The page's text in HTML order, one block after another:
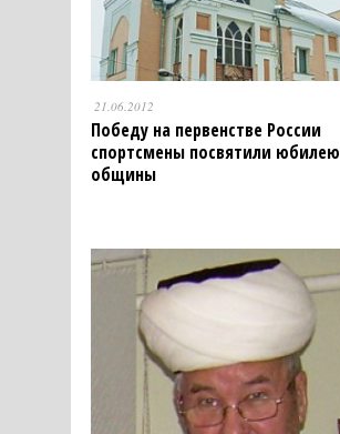
21.06.2012
Победу на первенстве России
спортсмены посвятили юбилею
общины